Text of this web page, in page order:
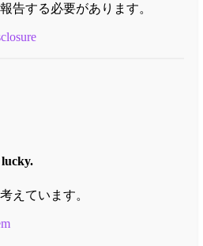
告する必要があります。
えています。